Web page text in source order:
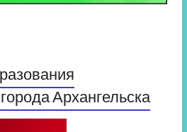
Архангельска